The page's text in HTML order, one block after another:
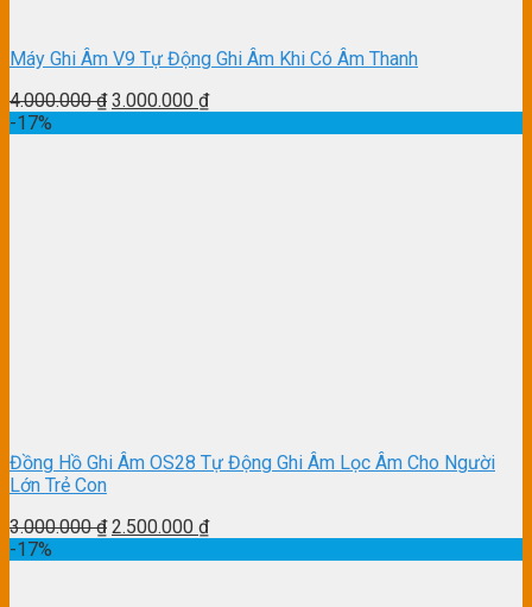
Máy Ghi Âm V9 Tự Động Ghi Âm Khi Có Âm Thanh
4.000.000₫ 3.000.000 ₫
-17%
Đồng Hồ Ghi Âm OS28 Tự Động Ghi Âm Lọc Âm Cho Người
Lớn Trẻ Con
3.000.000₫ 2.500.000 ₫
-17%